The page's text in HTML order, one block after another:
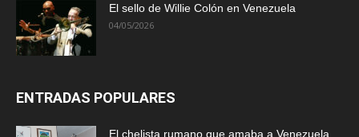
El sello de Willie Colón en Venezuela
04/05/2026
ENTRADAS POPULARES
El chelista rumano que amaba a Venezuela